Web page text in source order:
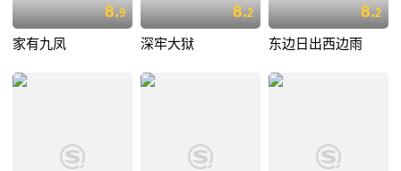
8.9
家有九凤
8.2
深牢大狱
8.2
东边日出西边雨